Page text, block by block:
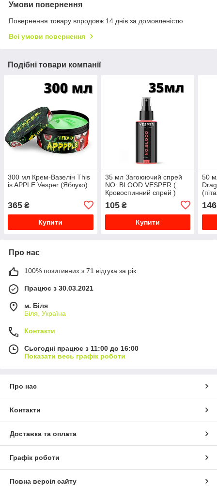
Умови повернення
Повернення товару впродовж 14 днів за домовленістю
Всі умови повернення
Подібні товари компанії
300 мл Крем-Вазелін This
is APPLE Vesper (Яблуко)
365 ₴
Купити
35 мл Загоюючий спрей
NO: BLOOD VESPER (
Кровоспинний спрей )
105₴
Купити
50
146
Про нас
100% позитивних з 71 відгука за рік
Працює з 30.03.2021
м. Біля
Біля, Україна
Контакти
Сьогодні працює з 11:00 до 16:00
Показати весь графік роботи
Про нас
Контакти
Доставка та оплата
Графік роботи
Повна версія сайту